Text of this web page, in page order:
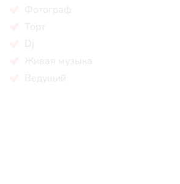
Фотограф
Торт
Dj
Живая музыка
Ведущий